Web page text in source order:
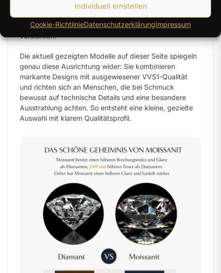
Individuell einstellen
Cookie-RichtlinieDatenschutzerklärungImpressum
optisch sehr sauber und klar erscheint. Gerade bei
größeren Hauptsteinen oder offenen Fassungen kann
diese Feinheit den hochwertigen Eindruck zusätzlich
verstärken.
Die aktuell gezeigten Modelle auf dieser Seite spiegeln
genau diese Ausrichtung wider: Sie kombinieren
markante Designs mit ausgewiesener VVS1-Qualität
und richten sich an Menschen, die bei Schmuck
bewusst auf technische Details und eine besondere
Ausstrahlung achten. So entsteht eine kleine, gezielte
Auswahl mit klarem Qualitätsprofil.